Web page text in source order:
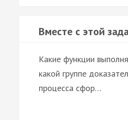
Вместе с этой
Какие функции
какой группе
процесса сфор…